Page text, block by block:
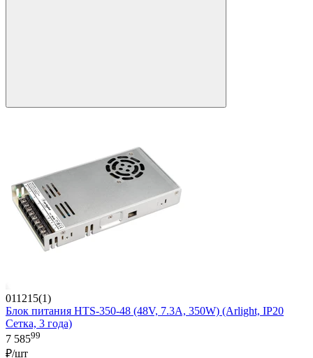
011215(1)
Блок питания HTS-350-48 (48V, 7.3A, 350W) (Arlight, IP20
Сетка, 3 года)
7 58599
₽/шт